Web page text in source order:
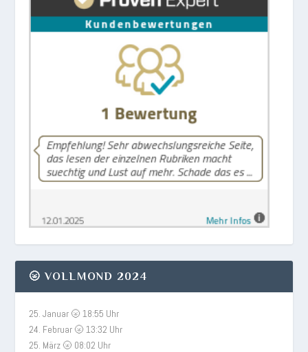
🌝 VOLLMOND 2024
25. Januar 🌝 18:55 Uhr
24. Februar 🌝 13:32 Uhr
25. März 🌝 08:02 Uhr